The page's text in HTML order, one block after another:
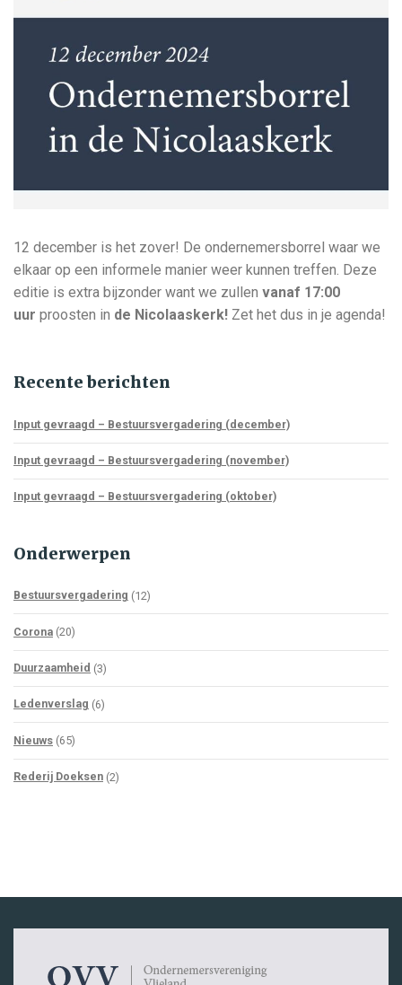
12 december is het zover! De ondernemersborrel waar we
elkaar op een informele manier weer kunnen treffen. Deze
editie is extra bijzonder want we zullen vanaf 17:00
uur proosten in de Nicolaaskerk! Zet het dus in je agenda!
Recente berichten
Input gevraagd – Bestuursvergadering (december)
Input gevraagd – Bestuursvergadering (november)
Input gevraagd – Bestuursvergadering (oktober)
Onderwerpen
Bestuursvergadering (12)
Corona (20)
Duurzaamheid (3)
Ledenverslag (6)
Nieuws (65)
Rederij Doeksen (2)